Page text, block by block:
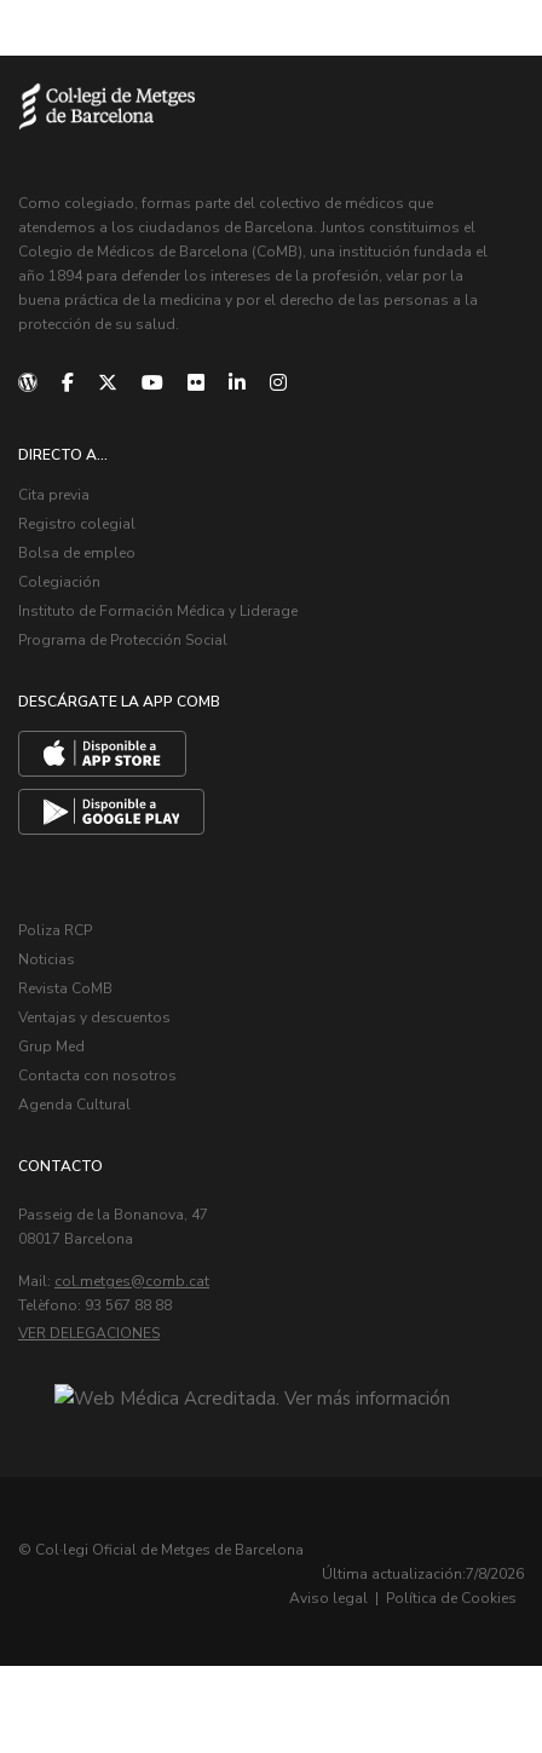
Como colegiado, formas parte del colectivo de médicos que
atendemos a los ciudadanos de Barcelona. Juntos constituimos el
Colegio de Médicos de Barcelona (CoMB), una institución fundada el
año 1894 para defender los intereses de la profesión, velar por la
buena práctica de la medicina y por el derecho de las personas a la
protección de su salud.
DIRECTO A...
Cita previa
Registro colegial
Bolsa de empleo
Colegiación
Instituto de Formación Médica y Liderage
Programa de Protección Social
DESCÁRGATE LA APP COMB
Poliza RCP
Noticias
Revista CoMB
Ventajas y descuentos
Grup Med
Contacta con nosotros
Agenda Cultural
CONTACTO
Passeig de la Bonanova, 47
08017 Barcelona
Mail: col.metges
Telèfono: 93 567 88 88
VER DELEGACIONES
© Col·legi Oficial de Metges de Barcelona
Última actualización:7/8/2026
Aviso legal | Política de Cookies